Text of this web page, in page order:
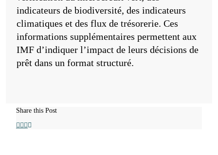
indicateurs de biodiversité, des indicateurs
climatiques et des flux de trésorerie. Ces
informations supplémentaires permettent aux
IMF d’indiquer l’impact de leurs décisions de
prêt dans un format structuré.
Share this Post